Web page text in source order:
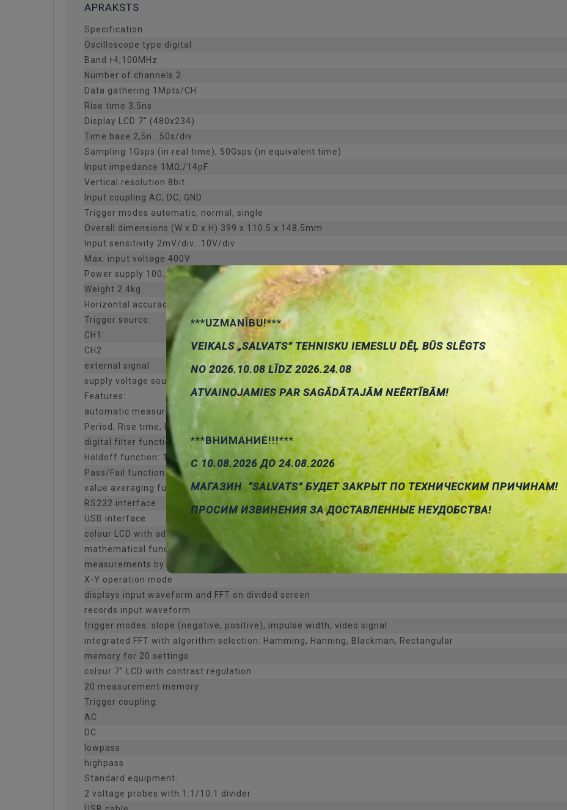
APRAKSTS
Specification
Oscilloscope type digital
Band Ͱ4;100MHz
Number of channels 2
Data gathering 1Mpts/CH
Rise time 3,5ns
Display LCD 7" (480x234)
Time base 2,5n...50s/div
Sampling 1Gsps (in real time), 50Gsps (in equivalent time)
Input impedance 1MΩ;/14pF
Vertical resolution 8bit
Input coupling AC, DC, GND
Trigger modes automatic, normal, single
Overall dimensions (W x D x H) 399 x 110.5 x 148.5mm
Input sensitivity 2mV/div...10V/div
Max. input voltage 400V
Power supply 100...240 VAC, 45...440Hz
Weight 2.4kg
Horizontal accuracy ±0.01%
Trigger source:
CH1
CH2
external signal
supply voltage source
Features:
automatic measurement of Vpp, Vmax, Vmin, Vamp, Vtop, Vbase, Vavg, Mean, Vrms, Crms, ROVShoot,
Period, Rise time, Fall Time, +Width, -Width, +Duty, - Duty, Bwid, Phase, FRR, FRF, FFR, FFF, LRR, LRF, LFR, LFF
digital filter function
Holdoff function: 100ns...1,5s
Pass/Fail function
value averaging function with maximal 256 runs
RS232 interface
USB interface
colour LCD with adjustable contrast
mathematical functions: addition, subtraction, division, multiplication and FFT
measurements by means of cursors
X-Y operation mode
displays input waveform and FFT on divided screen
records input waveform
trigger modes: slope (negative, positive), impulse width, video signal
integrated FFT with algorithm selection: Hamming, Hanning, Blackman, Rectangular
memory for 20 settings
colour 7" LCD with contrast regulation
20 measurement memory
Trigger coupling:
AC
DC
lowpass
highpass
Standard equipment:
2 voltage probes with 1:1/10:1 divider
***UZMANĪBU!***
VEIKALS „SALVATS” TEHNISKU IEMESLU DĒĻ BŪS SLĒGTS
NO 2026.10.08 LĪDZ 2026.24.08
ATVAINOJAMIES PAR SAGĀDĀTAJĀM NEĒRTĪBĀM!
***ВНИМАНИЕ!!!***
С 10.08.2026 ДО 24.08.2026
МАГАЗИН “SALVATS” БУДЕТ ЗАКРЫТ ПО ТЕХНИЧЕСКИМ ПРИЧИНАМ!
ПРОСИМ ИЗВИНЕНИЯ ЗА ДОСТАВЛЕННЫЕ НЕУДОБСТВА!